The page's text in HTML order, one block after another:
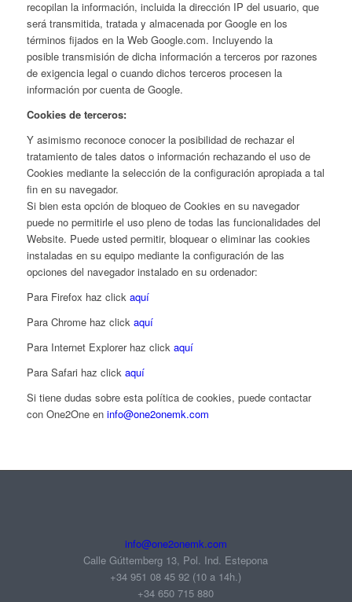
recopilan la información, incluida la dirección IP del usuario, que
será transmitida, tratada y almacenada por Google en los
términos fijados en la Web Google.com. Incluyendo la
posible transmisión de dicha información a terceros por razones
de exigencia legal o cuando dichos terceros procesen la
información por cuenta de Google.
Cookies de terceros:
Y asimismo reconoce conocer la posibilidad de rechazar el
tratamiento de tales datos o información rechazando el uso de
Cookies mediante la selección de la configuración apropiada a tal
fin en su navegador.
Si bien esta opción de bloqueo de Cookies en su navegador
puede no permitirle el uso pleno de todas las funcionalidades del
Website. Puede usted permitir, bloquear o eliminar las cookies
instaladas en su equipo mediante la configuración de las
opciones del navegador instalado en su ordenador:
Para Firefox haz click aquí
Para Chrome haz click aquí
Para Internet Explorer haz click aquí
Para Safari haz click aquí
Si tiene dudas sobre esta política de cookies, puede contactar
con One2One en info@one2onemk.com
info@one2onemk.com
Calle Gúttemberg 13, Pol. Ind. Estepona
+34 951 08 45 92‬ (10 a 14h.)
+34 650 715 880